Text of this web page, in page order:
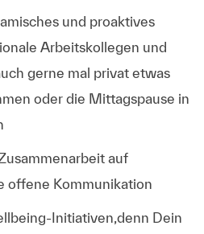
und proaktives
Arbeitskollegen und
gerne mal privat etwas
oder die Mittagspause in
auf
offene Kommunikation
Initiativen,denn Dein